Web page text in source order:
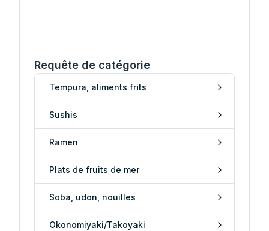
Requête de catégorie
Tempura, aliments frits
Sushis
Ramen
Plats de fruits de mer
Soba, udon, nouilles
Okonomiyaki/Takoyaki